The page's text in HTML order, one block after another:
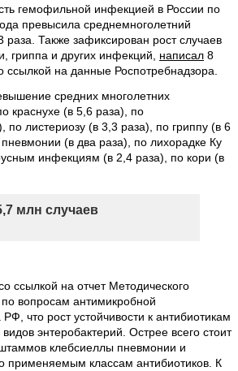
гемофильной инфекцией в России по
превысила среднемноголетний
раза. Также зафиксирован рост случаев
гриппа и других инфекций, написал 8
на данные Роспотребнадзора.
средних многолетних
краснухе (в 5,6 раза), по
листериозу (в 3,3 раза), по гриппу (в 6
(в два раза), по лихорадке Ку
инфекциям (в 2,4 раза), по кори (в
млн случаев
ссылкой на отчет Методического
вопросам антимикробной
что рост устойчивости к антибиотикам
энтеробактерий. Острее всего стоит
клебсиеллы пневмонии и
применяемым классам антибиотиков. К